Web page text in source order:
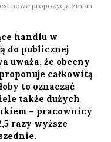
nowa propozycja zmian
handlu w
do publicznej
uważa, że obecny
całkowitą
to oznaczać
także dużych
– pracownicy
razy wyższe